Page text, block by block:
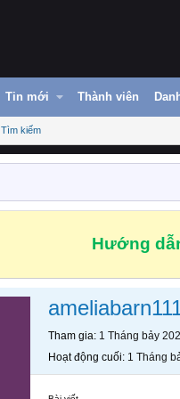
Tin mới Thành viên
Tìm kiếm
Hướng
Tham gia 1 Tháng bảy
Hoạt động cuối 1 Tháng